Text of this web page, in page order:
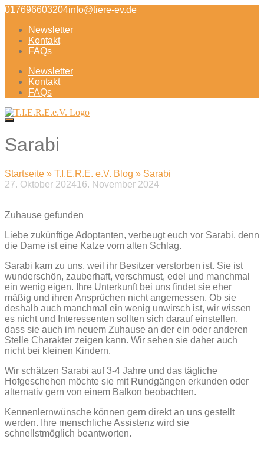
Direkt
Inhalt
017696603204info@tiere-ev.de
Newsletter
Kontakt
FAQs
Newsletter
Kontakt
FAQs
Sarabi
Startseite » T.I.E.R.E. e.V. Blog » Sarabi
27. Oktober 202416. November 2024
Zuhause gefunden
Liebe zukünftige Adoptanten, verbeugt euch vor Sarabi, denn
die Dame ist eine Katze vom alten Schlag.
Sarabi kam zu uns, weil ihr Besitzer verstorben ist. Sie ist
wunderschön, zauberhaft, verschmust, edel und manchmal
ein wenig eigen. Ihre Unterkunft bei uns findet sie eher
mäßig und ihren Ansprüchen nicht angemessen. Ob sie
deshalb auch manchmal ein wenig unwirsch ist, wir wissen
es nicht und Interessenten sollten sich darauf einstellen,
dass sie auch im neuem Zuhause an der ein oder anderen
Stelle Charakter zeigen kann. Wir sehen sie daher auch
nicht bei kleinen Kindern.
Wir schätzen Sarabi auf 3-4 Jahre und das tägliche
Hofgeschehen möchte sie mit Rundgängen erkunden oder
alternativ gern von einem Balkon beobachten.
Kennenlernwünsche können gern direkt an uns gestellt
werden. Ihre menschliche Assistenz wird sie
schnellstmöglich beantworten.